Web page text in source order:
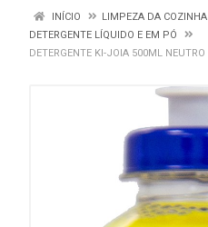
INÍCIO
LIMPEZA DA COZINHA
DETERGENTE LÍQUIDO E EM PÓ
DETERGENTE KI-JOIA 500ML NEUTRO